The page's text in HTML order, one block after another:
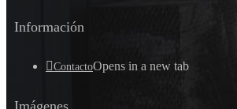
Información
ContactoOpens in a new tab
Imágenes